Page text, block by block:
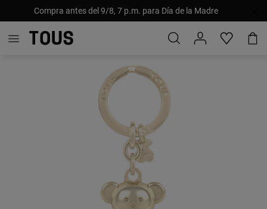
Compra antes del 9/8, 7 p.m. para Día de la Madre